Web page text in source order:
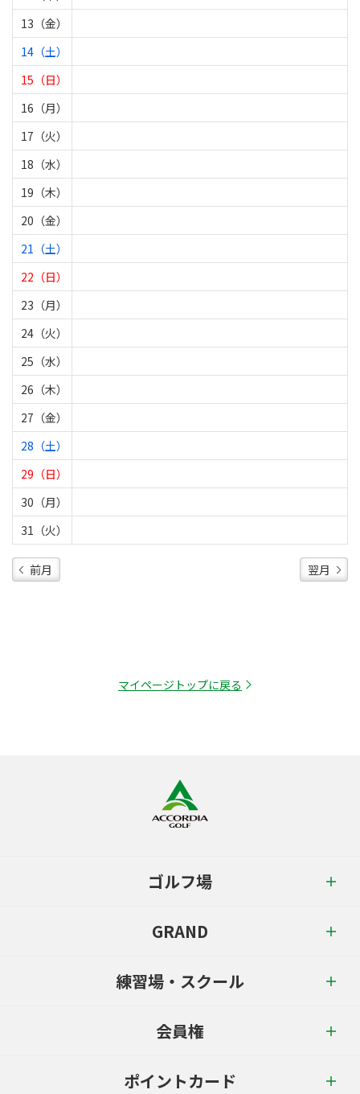
13（金）
14（土）
15（日）
16（月）
17（火）
18（水）
19（木）
20（金）
21（土）
22（日）
23（月）
24（火）
25（水）
26（木）
27（金）
28（土）
29（日）
30（月）
31（火）
前月 翌月
マイページトップに戻る
ゴルフ場
GRAND
練習場・スクール
会員権
ポイントカード